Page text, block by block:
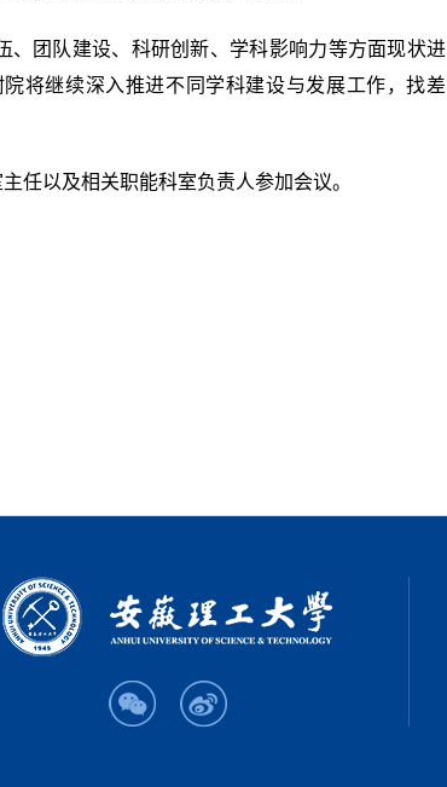
团队建设、科研创新、学科影响力等方面现状进
将继续深入推进不同学科建设与发展工作，找差
任以及相关职能科室负责人参加会议。